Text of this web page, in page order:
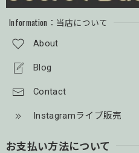
Information：当店について
About
Blog
Contact
Instagramライブ販売
お支払い方法について